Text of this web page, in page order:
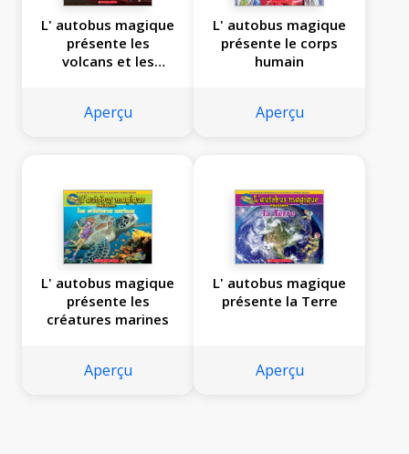
L' autobus magique
présente les
volcans et les
Aperçu
L' autobus magique
présente le corps
humain
Aperçu
L' autobus magique
présente les
créatures marines
Aperçu
L' autobus magique
présente la Terre
Aperçu